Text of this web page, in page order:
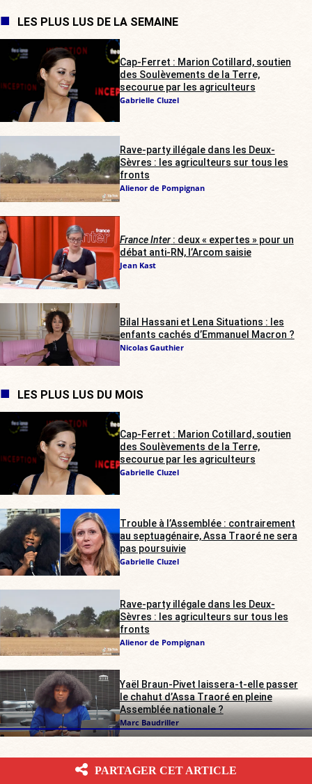
LES PLUS LUS DE LA SEMAINE
Cap-Ferret : Marion Cotillard, soutien
des Soulèvements de la Terre,
secourue par les agriculteurs
Gabrielle Cluzel
Rave-party illégale dans les Deux-
Sèvres : les agriculteurs sur tous les
fronts
Alienor de Pompignan
France Inter: deux « expertes » pour un
débat anti-RN, l’Arcom saisie
Jean Kast
Bilal Hassani et Lena Situations : les
enfants cachés d’Emmanuel Macron ?
Nicolas Gauthier
LES PLUS LUS DU MOIS
Cap-Ferret : Marion Cotillard, soutien
des Soulèvements de la Terre,
secourue par les agriculteurs
Gabrielle Cluzel
Trouble à l’Assemblée : contrairement
au septuagénaire, Assa Traoré ne sera
pas poursuivie
Gabrielle Cluzel
Rave-party illégale dans les Deux-
Sèvres : les agriculteurs sur tous les
fronts
Alienor de Pompignan
Yaël Braun-Pivet laissera-t-elle passer
le chahut d’Assa Traoré en pleine
Assemblée nationale ?
Marc Baudriller
PARTAGER CET ARTICLE